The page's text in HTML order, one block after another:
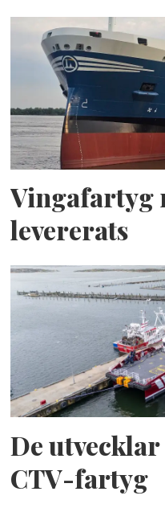
Vingafartyg
levererats
De
CTV-fartyg